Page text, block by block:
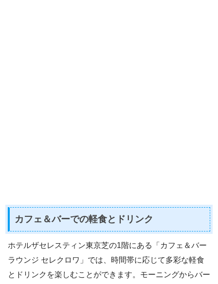
カフェ＆バーでの軽食とドリンク
ホテルザセレスティン東京芝の1階にある「カフェ＆バー
ラウンジ セレクロワ」では、時間帯に応じて多彩な軽食
とドリンクを楽しむことができます。モーニングからバー